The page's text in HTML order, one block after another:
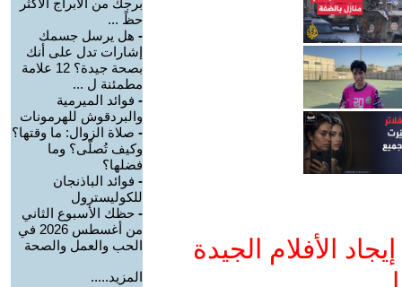
الأفلام الجيدة
برجك من الأبراج الأكثر
حظً ...
- هل يرسل جسمك
إشارات تدل على أنك
بصحة جيدة؟ 12 علامة
مطمئنة ل ...
- فوائد الميرمية
والبردقوش للهرمونات
- صلاة الزوال: ما وقتها؟
وكيف تُصلّى؟ وما
فضلها؟
- فوائد الباذنجان
للكوليسترول
- حظك الأسبوع الثاني
من أغسطس 2026 في
الحب والعمل والصحة
المزيد.....